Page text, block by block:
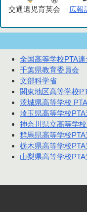
交通遺児育英会 広報
全国高等学校PTA連
千葉県教育委員会
文部科学省
関東地区高等学校
茨城県高等学校
埼玉県高等学校
神奈川県立高等学
群馬県高等学校
栃木県高等学校
山梨県高等学校